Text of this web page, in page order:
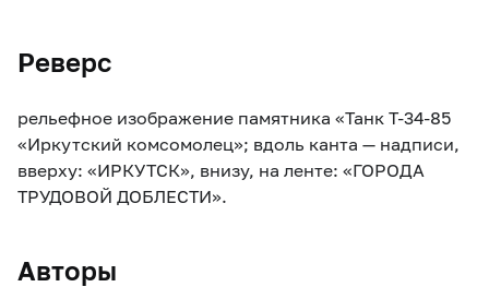
Реверс
рельефное изображение памятника «Танк Т-34-85
«Иркутский комсомолец»; вдоль канта — надписи,
вверху: «ИРКУТСК», внизу, на ленте: «ГОРОДА
ТРУДОВОЙ ДОБЛЕСТИ».
Авторы